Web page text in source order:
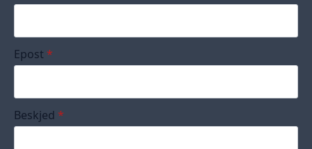
Epost *
Beskjed *